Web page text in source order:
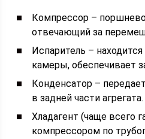
Компрессор –
отвечающий за
Испаритель –
камеры, обеспечивает
Конденсатор –
в задней части агрегата.
Хладагент (чаще всего
компрессором по